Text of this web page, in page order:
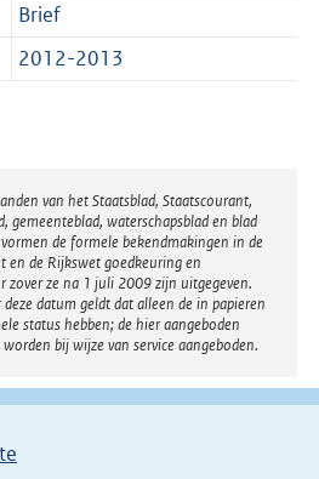
Brief
2012-2013
van het Staatsblad, Staatscourant,
gemeenteblad, waterschapsblad en blad
de formele bekendmakingen in de
en de Rijkswet goedkeuring en
zover ze na 1 juli 2009 zijn uitgegeven.
datum geldt dat alleen de in papieren
status hebben; de hier aangeboden
bij wijze van service aangeboden.